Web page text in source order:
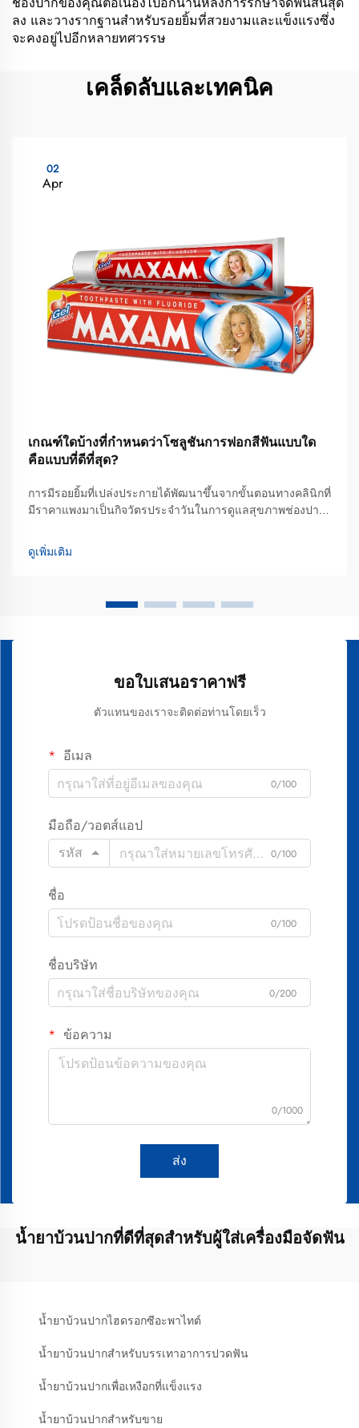
ลง และวางรากฐานสำหรับรอยยิ้มที่สวยงามและแข็งแรงซึ่ง
จะคงอยู่ไปอีกหลายทศวรรษ
เคล็ดลับและเทคนิค
02
Apr
เกณฑ์ใดบ้างที่กำหนดว่าโซลูชันการฟอกสีฟันแบบใด
คือแบบที่ดีที่สุด?
การมีรอยยิ้มที่เปล่งประกายได้พัฒนาขึ้นจากขั้นตอนทางคลินิกที่
มีราคาแพงมาเป็นกิจวัตรประจำวันในการดูแลสุขภาพช่องปาก
สามารถปรับเข้ากับไลฟ์สไตล์ที่เร่งรีบได้ ปัจจุบันพวกเขาส่วน
ใหญ่หันไปใช้ผลิตภัณฑ์ฟอกสีฟันขั้นสูงที่ใช้งานได้สะดวก...
ดูเพิ่มเติม
ขอใบเสนอราคาฟรี
ตัวแทนของเราจะติดต่อท่านโดยเร็ว
อีเมล
0/100
มือถือ/วอตส์แอป
รหัส
0/100
ชื่อ
0/100
ชื่อบริษัท
0/200
ข้อความ
0/1000
ส่ง
น้ำยาบ้วนปากที่ดีที่สุดสำหรับผู้ใส่เครื่องมือจัดฟัน
น้ำยาบ้วนปากไฮดรอกซีอะพาไทต์
น้ำยาบ้วนปากสำหรับบรรเทาอาการปวดฟัน
น้ำยาบ้วนปากเพื่อเหงือกที่แข็งแรง
น้ำยาบ้วนปากสำหรับขาย